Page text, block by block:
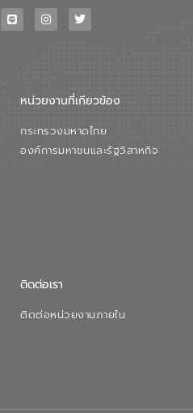
เพื่อสนับสนุนการพัฒนาเมืองอย่างยั่งยืน
ขณะที่ นายบดินทร์ อุดล กรรมการผู้อำนวย
สมดุลทางเศรษฐกิจและสิ่งแวดล้อมได้อย่าง
ภาคเอกชนในครั้งนี้ นับเป็นก้าวสำคัญของ
องค์การจัดการน้ำเสีย (อจน.) ในการร่วมวาง
หน่วยงานที่เกียวข้อง
กระทรวงมหาดไทย
องค์การมหาชนและรัฐวิสาหกิจ
ติดต่อเรา
ติดต่อหน่วยงานภายใน